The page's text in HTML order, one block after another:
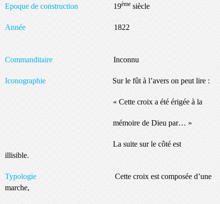
Epoque de construction19èmesiècle
Année1822
CommanditaireInconnu
IconographieSur le fût à l’avers on peut lire :
« Cette croix a été érigée à la
mémoire de Dieu par… »
La suite sur le côté est
illisible.
TypologieCette croix est composée d’une
marche,